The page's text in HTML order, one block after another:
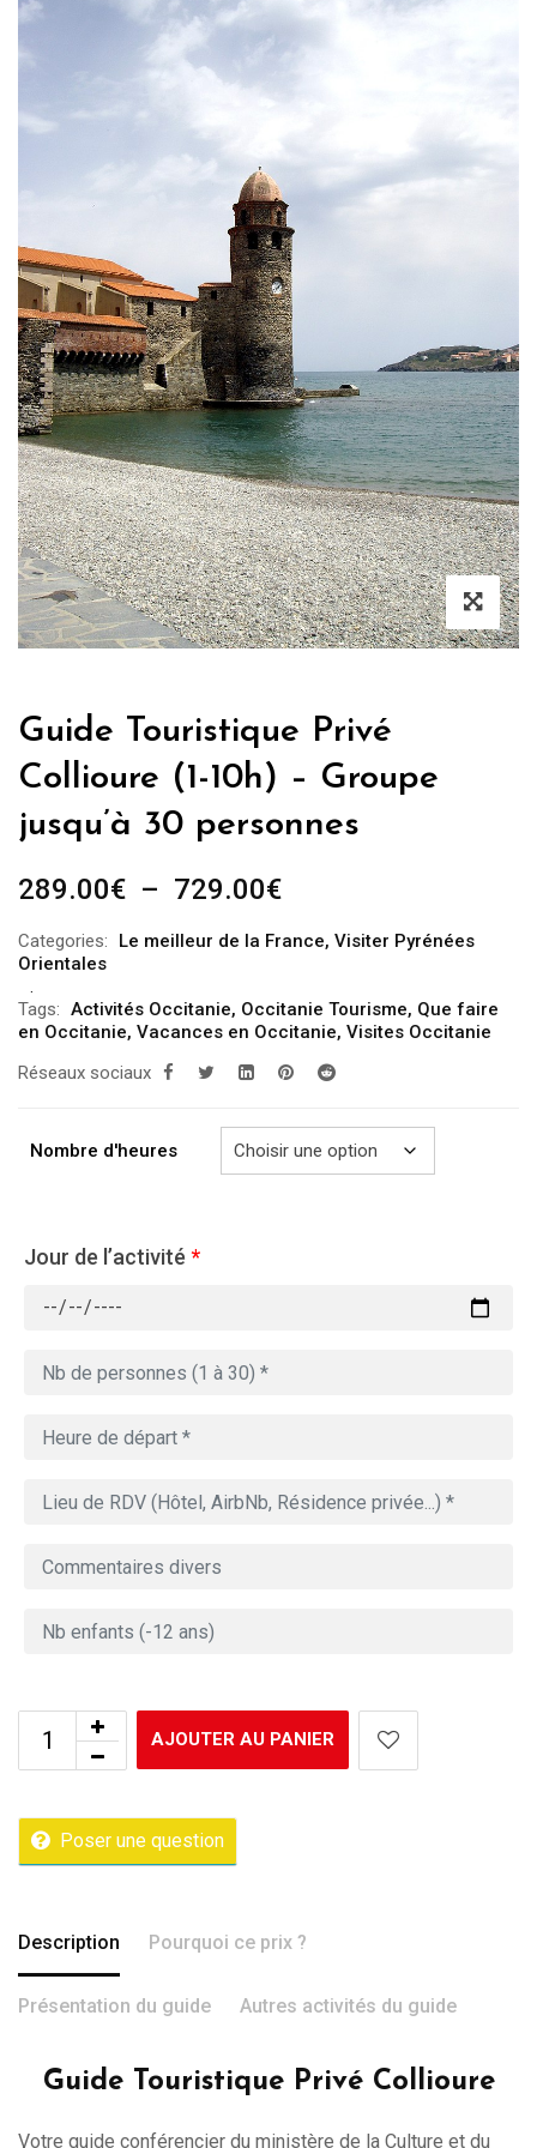
Guide Touristique Privé
Collioure (1-10h) – Groupe
jusqu’à 30 personnes
289.00€ – 729.00€Plage
prix :
à
729.00€
Categories: Le meilleur de la France, Visiter Pyrénées
Orientales
Tags: Activités Occitanie, Occitanie Tourisme, Que faire
en Occitanie, Vacances en Occitanie, Visites Occitanie
Réseaux sociaux
Nombre d'heures
Jour de l’activité *
AJOUTER AU PANIER
Poser une question
Description Pourquoi ce prix ?
Présentation du guide Autres activités du guide
Guide Touristique Privé Collioure
Votre guide conférencier du ministère de la Culture et du